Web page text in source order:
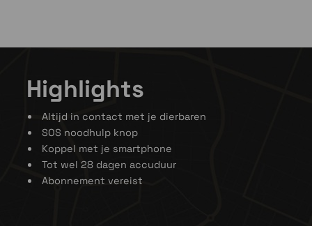
Gebruik vooraf ingestelde berichten om je
contactpersonen.
Verleng je avonturen dankzij de levensduur
tot wel 28 dagen meegaat.
Highlights
Altijd in contact met je dierbaren
SOS noodhulp knop
Koppel met je smartphone
Tot wel 28 dagen accuduur
Abonnement vereist